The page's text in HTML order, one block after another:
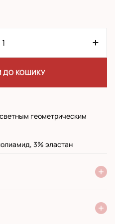
ДО КОШИКУ
геометрическим
3% эластан